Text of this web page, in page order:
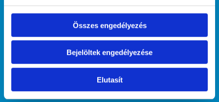
Összes engedélyezés
Bejelöltek engedélyezése
Elutasít
Rákoscsabai Kutyasuli
Őrmezői Kölyök Suli
Házirend
Szolgáltatásaink
Kutyaovi